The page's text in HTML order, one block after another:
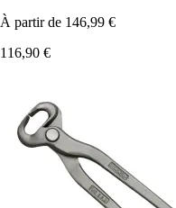
À partir de 146,99 €
116,90 €